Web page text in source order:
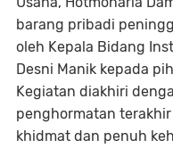
barang pribadi
oleh Kepala Bidang
Desni Manik kepada
Kegiatan diakhiri
penghormatan
khidmat dan penuh